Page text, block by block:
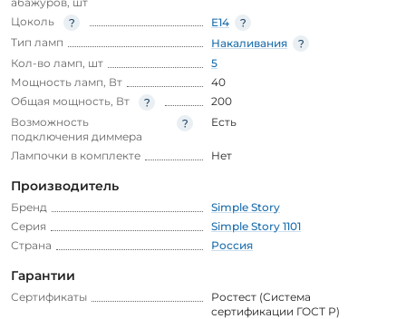
Цоколь
E14
Тип ламп
Накаливания
Кол-во ламп, шт
5
Мощность ламп, Вт
40
Общая мощность, Вт
200
Возможность
подключения диммера
Есть
Лампочки в комплекте Нет
Производитель
Бренд
Simple Story
Серия
Simple Story 1101
Страна
Россия
Гарантии
Сертификаты
Ростест (Система
сертификации ГОСТ Р)